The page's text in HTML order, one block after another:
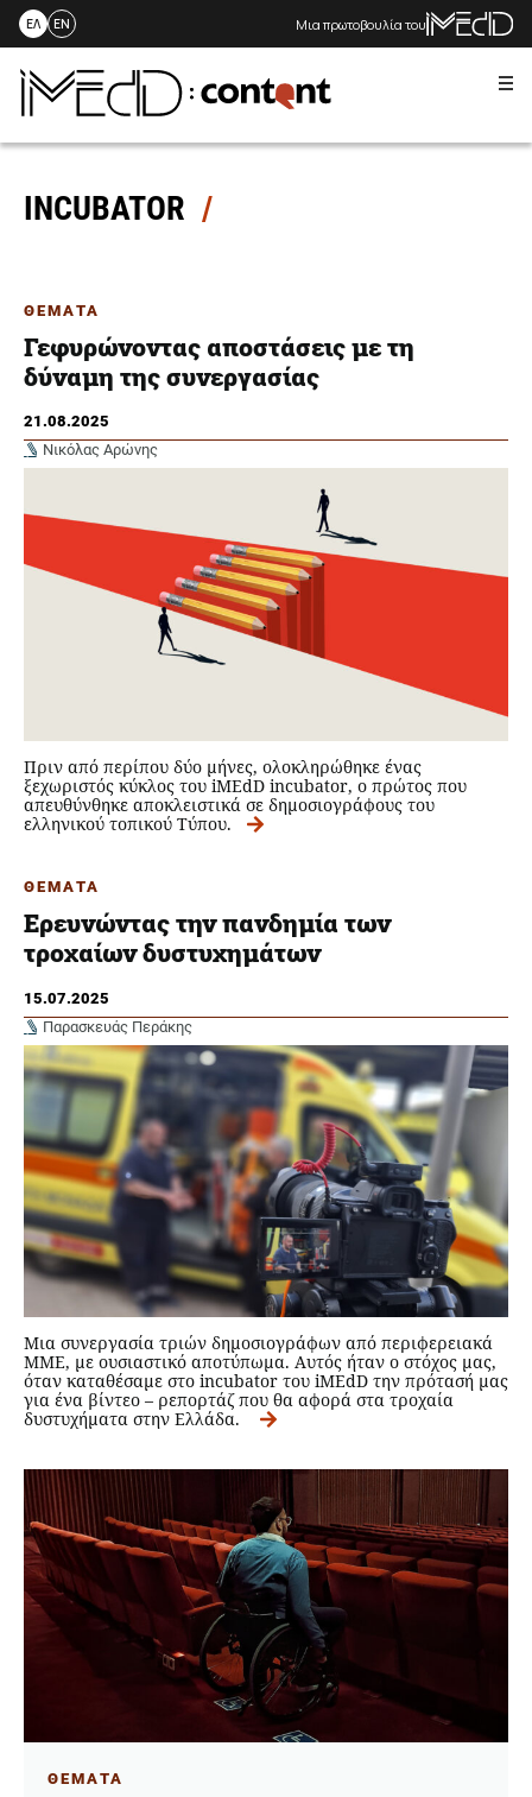
Skip
content
ΕΛ EN Μια πρωτοβουλία του
INCUBATOR
ΘΕΜΑΤΑ
Γεφυρώνοντας αποστάσεις με τη
δύναμη της συνεργασίας
21.08.2025
Νικόλας Αρώνης
Πριν από περίπου δύο μήνες, ολοκληρώθηκε ένας
ξεχωριστός κύκλος του iMEdD incubator, ο πρώτος που
απευθύνθηκε αποκλειστικά σε δημοσιογράφους του
ελληνικού τοπικού Τύπου.
ΘΕΜΑΤΑ
Ερευνώντας την πανδημία των
τροχαίων δυστυχημάτων
15.07.2025
Παρασκευάς Περάκης
Μια συνεργασία τριών δημοσιογράφων από περιφερειακά
MME, με ουσιαστικό αποτύπωμα. Αυτός ήταν ο στόχος μας,
όταν καταθέσαμε στο incubator του iMEdD την πρότασή μας
για ένα βίντεο – ρεπορτάζ που θα αφορά στα τροχαία
δυστυχήματα στην Ελλάδα.
ΘΕΜΑΤΑ